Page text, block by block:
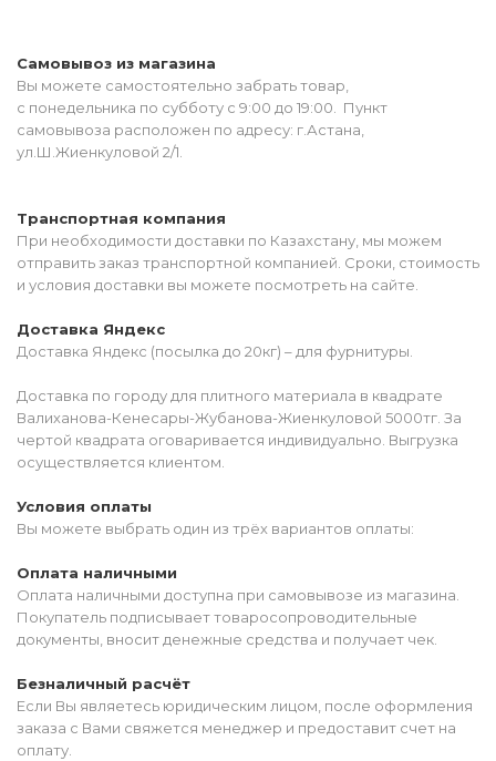
Самовывоз из магазина
Вы можете самостоятельно забрать товар,
с понедельника по субботу с 9:00 до 19:00. Пункт
самовывоза расположен по адресу: г.Астана,
ул.Ш.Жиенкуловой 2/1.
Транспортная компания
При необходимости доставки по Казахстану, мы можем
отправить заказ транспортной компанией. Сроки, стоимость
и условия доставки вы можете посмотреть на сайте.
Доставка Яндекс
Доставка Яндекс (посылка до 20кг) – для фурнитуры.
Доставка по городу для плитного материала в квадрате
Валиханова-Кенесары-Жубанова-Жиенкуловой 5000тг. За
чертой квадрата оговаривается индивидуально. Выгрузка
осуществляется клиентом.
Условия оплаты
Вы можете выбрать один из трёх вариантов оплаты:
Оплата наличными
Оплата наличными доступна при самовывозе из магазина.
Покупатель подписывает товаросопроводительные
документы, вносит денежные средства и получает чек.
Безналичный расчёт
Если Вы являетесь юридическим лицом, после оформления
заказа с Вами свяжется менеджер и предоставит счет на
оплату.